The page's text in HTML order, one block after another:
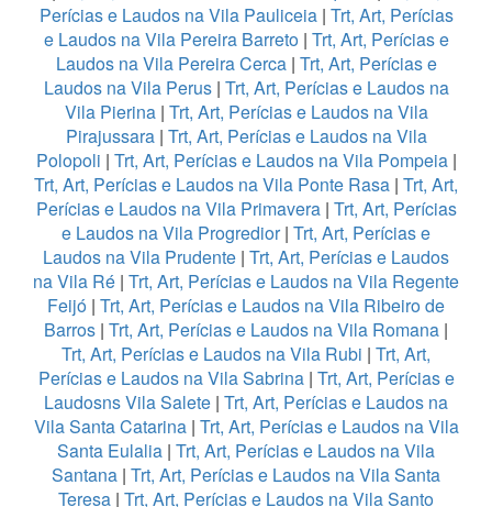
Perícias e Laudos na Vila Pauliceia| Trt, Art, Perícias
e Laudos na Vila Pereira Barreto| Trt, Art, Perícias e
Laudos na Vila Pereira Cerca| Trt, Art, Perícias e
Laudos na Vila Perus| Trt, Art, Perícias e Laudos na
Vila Pierina| Trt, Art, Perícias e Laudos na Vila
Pirajussara| Trt, Art, Perícias e Laudos na Vila
Polopoli | Trt, Art, Perícias e Laudos na Vila Pompeia|
Trt, Art, Perícias e Laudos na Vila Ponte Rasa | Trt, Art,
Perícias e Laudos na Vila Primavera| Trt, Art, Perícias
e Laudos na Vila Progredior| Trt, Art, Perícias e
Laudos na Vila Prudente | Trt, Art, Perícias e Laudos
na Vila Ré | Trt, Art, Perícias e Laudos na Vila Regente
Feijó | Trt, Art, Perícias e Laudos na Vila Ribeiro de
Barros | Trt, Art, Perícias e Laudos na Vila Romana |
Trt, Art, Perícias e Laudos na Vila Rubi | Trt, Art,
Perícias e Laudos na Vila Sabrina| Trt, Art, Perícias e
Laudosns Vila Salete | Trt, Art, Perícias e Laudos na
Vila Santa Catarina| Trt, Art, Perícias e Laudos na Vila
Santa Eulalia | Trt, Art, Perícias e Laudos na Vila
Santana | Trt, Art, Perícias e Laudos na Vila Santa
Teresa | Trt, Art, Perícias e Laudos na Vila Santo